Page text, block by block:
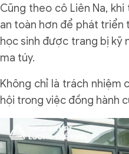
Cũng theo cô Liên Na,
an toàn hơn để phát triển
học sinh được trang bị kỹ
ma túy.
Không chỉ là trách nhiệm
hội trong việc đồng hành